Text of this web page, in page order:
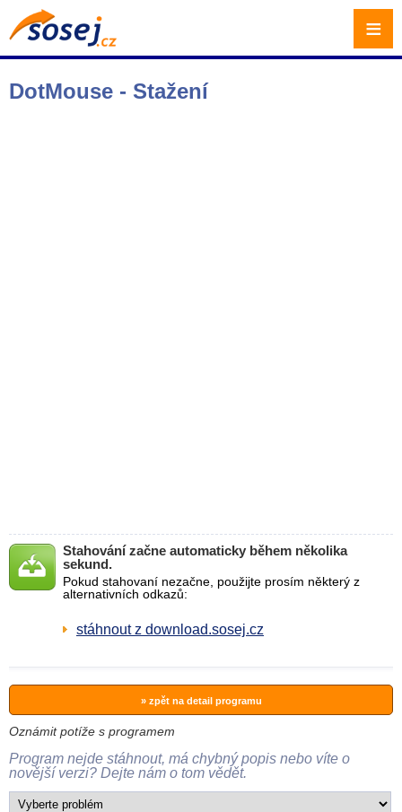
DotMouse - Stažení
Stahování začne automaticky během několika
sekund.
Pokud stahovaní nezačne, použijte prosím některý z
alternativních odkazů:
stáhnout z download.sosej.cz
» zpět na detail programu
Oznámit potíže s programem
Program nejde stáhnout, má chybný popis nebo víte o
novější verzi? Dejte nám o tom vědět.
≡